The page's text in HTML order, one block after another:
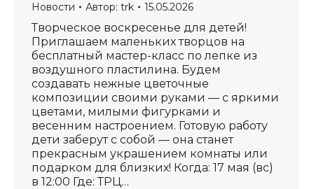
Новости Автор: trk 15.05.2026
Творческое воскресенье для детей!
Приглашаем маленьких творцов на
бесплатный мастер-класс по лепке из
воздушного пластилина. Будем
создавать нежные цветочные
композиции своими руками — с яркими
цветами, милыми фигурками и
весенним настроением. Готовую работу
дети заберут с собой — она станет
прекрасным украшением комнаты или
подарком для близких! Когда: 17 мая (вс)
в 12:00 Где: ТРЦ…